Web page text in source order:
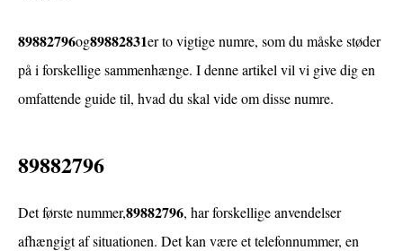
89882796og89882831er to vigtige numre, som du måske støder
på i forskellige sammenhænge. I denne artikel vil vi give dig en
omfattende guide til, hvad du skal vide om disse numre.
89882796
Det første nummer,89882796, har forskellige anvendelser
afhængigt af situationen. Det kan være et telefonnummer, en